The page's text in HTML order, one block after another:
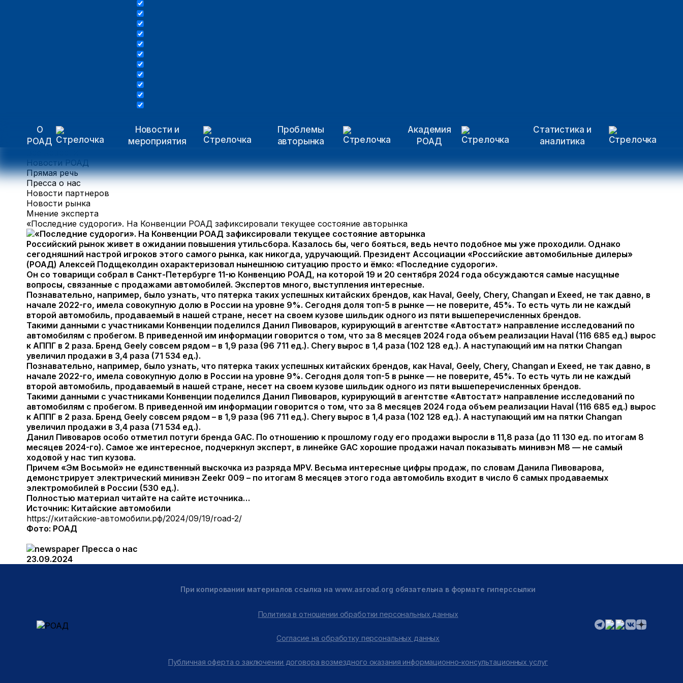
О
РОАД
Новости и
мероприятия
Проблемы
авторынка
Академия
РОАД
Статистика и
аналитика
Новости РОАД
Прямая речь
Пресса о нас
Новости партнеров
Новости рынка
Мнение эксперта
«Последние судороги». На Конвенции РОАД зафиксировали текущее состояние авторынка
Российский рынок живет в ожидании повышения утильсбора. Казалось бы, чего бояться, ведь нечто подобное мы уже проходили. Однако
сегодняшний настрой игроков этого самого рынка, как никогда, удручающий. Президент Ассоциации «Российские автомобильные дилеры»
(РОАД) Алексей Подщеколдин охарактеризовал нынешнюю ситуацию просто и ёмко: «Последние судороги».
Он со товарищи собрал в Санкт-Петербурге 11-ю Конвенцию РОАД, на которой 19 и 20 сентября 2024 года обсуждаются самые насущные
вопросы, связанные с продажами автомобилей. Экспертов много, выступления интересные.
Познавательно, например, было узнать, что пятерка таких успешных китайских брендов, как Haval, Geely, Chery, Changan и Exeed, не так давно, в
начале 2022-го, имела совокупную долю в России на уровне 9%. Сегодня доля топ-5 в рынке — не поверите, 45%. То есть чуть ли не каждый
второй автомобиль, продаваемый в нашей стране, несет на своем кузове шильдик одного из пяти вышеперечисленных брендов.
Такими данными с участниками Конвенции поделился Данил Пивоваров, курирующий в агентстве «Автостат» направление исследований по
автомобилям с пробегом. В приведенной им информации говорится о том, что за 8 месяцев 2024 года объем реализации Haval (116 685 ед.) вырос
к АППГ в 2 раза. Бренд Geely совсем рядом – в 1,9 раза (96 711 ед.). Chery вырос в 1,4 раза (102 128 ед.). А наступающий им на пятки Changan
увеличил продажи в 3,4 раза (71 534 ед.).
Познавательно, например, было узнать, что пятерка таких успешных китайских брендов, как Haval, Geely, Chery, Changan и Exeed, не так давно, в
начале 2022-го, имела совокупную долю в России на уровне 9%. Сегодня доля топ-5 в рынке — не поверите, 45%. То есть чуть ли не каждый
второй автомобиль, продаваемый в нашей стране, несет на своем кузове шильдик одного из пяти вышеперечисленных брендов.
Такими данными с участниками Конвенции поделился Данил Пивоваров, курирующий в агентстве «Автостат» направление исследований по
автомобилям с пробегом. В приведенной им информации говорится о том, что за 8 месяцев 2024 года объем реализации Haval (116 685 ед.) вырос
к АППГ в 2 раза. Бренд Geely совсем рядом – в 1,9 раза (96 711 ед.). Chery вырос в 1,4 раза (102 128 ед.). А наступающий им на пятки Changan
увеличил продажи в 3,4 раза (71 534 ед.).
Данил Пивоваров особо отметил потуги бренда GAC. По отношению к прошлому году его продажи выросли в 11,8 раза (до 11 130 ед. по итогам 8
месяцев 2024-го). Самое же интересное, подчеркнул эксперт, в линейке GAC хорошие продажи начал показывать минивэн M8 — не самый
ходовой у нас тип кузова.
Причем «Эм Восьмой» не единственный выскочка из разряда MPV. Весьма интересные цифры продаж, по словам Данила Пивоварова,
демонстрирует электрический минивэн Zeekr 009 – по итогам 8 месяцев этого года автомобиль входит в число 6 самых продаваемых
электромобилей в России (530 ед.).
Полностью материал читайте на сайте источника…
Источник: Китайские автомобили
https://китайские-автомобили.рф/2024/09/19/road-2/
Фото: РОАД
Пресса о нас
23.09.2024
При копировании материалов ссылка на www.asroad.org обязательна в формате гиперссылки
Политика в отношении обработки персональных данных
Согласие на обработку персональных данных
Публичная оферта о заключении договора возмездного оказания информационно-консультационных услуг